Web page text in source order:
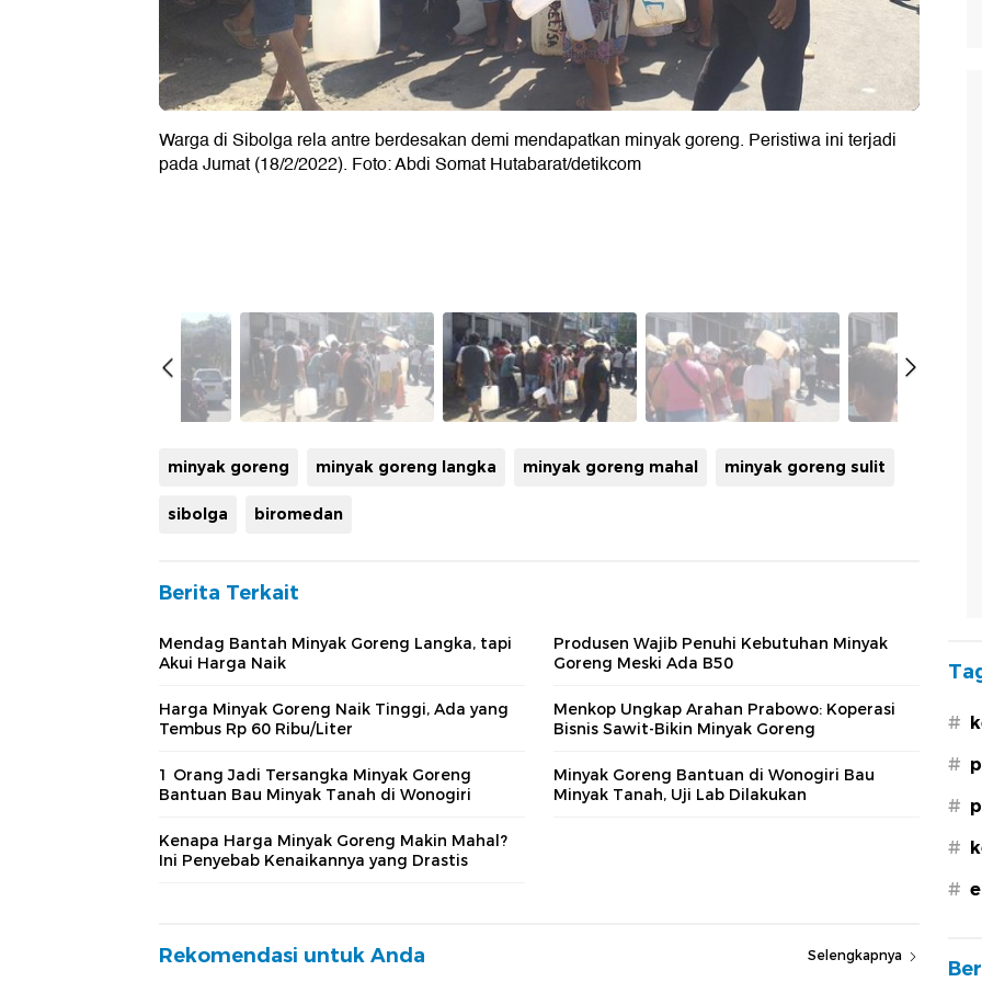
Warga di Sibolga rela antre berdesakan demi mendapatkan minyak goreng. Peristiwa ini terjadi
pada Jumat (18/2/2022). Foto: Abdi Somat Hutabarat/detikcom
minyak goreng minyak goreng langka minyak goreng mahal minyak goreng sulit
sibolga biromedan
Berita Terkait
Mendag Bantah Minyak Goreng Langka, tapi
Akui Harga Naik
Produsen Wajib Penuhi Kebutuhan Minyak
Goreng Meski Ada B50
Harga Minyak Goreng Naik Tinggi, Ada yang
Tembus Rp 60 Ribu/Liter
Menkop Ungkap Arahan Prabowo: Koperasi
Bisnis Sawit-Bikin Minyak Goreng
1 Orang Jadi Tersangka Minyak Goreng
Bantuan Bau Minyak Tanah di Wonogiri
Minyak Goreng Bantuan di Wonogiri Bau
Minyak Tanah, Uji Lab Dilakukan
Kenapa Harga Minyak Goreng Makin Mahal?
Ini Penyebab Kenaikannya yang Drastis
Rekomendasi untuk Anda Selengkapnya
#
#
#
#
#